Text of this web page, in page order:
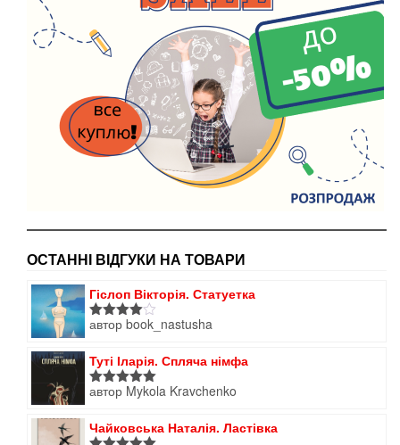
ОСТАННІ ВІДГУКИ НА ТОВАРИ
Гіслоп Вікторія. Статуетка
Оцінено
автор book_nastusha
Туті Іларія. Спляча німфа
Оцінено в
автор Mykola Kravchenko
Чайковська Наталія. Ластівка